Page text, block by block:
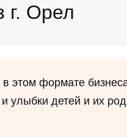
г. Орел
в этом формате
улыбки детей и их